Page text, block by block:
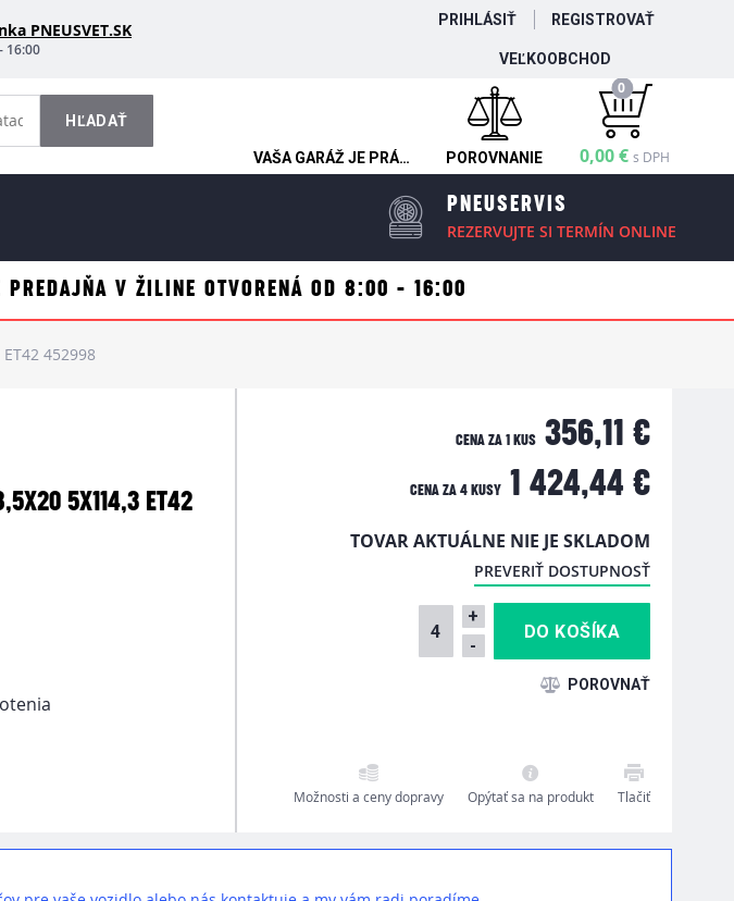
PNEUSVET.SK
16:00
PRIHLÁSIŤ REGISTROVAŤ
VEĽKOOBCHOD
VAŠA GARÁŽ JE PRÁZDNA POROVNANIE
0
0,00 € s DPH
PNEUSERVIS
REZERVUJTE SI TERMÍN ONLINE
V ŽILINE OTVORENÁ OD 8:00 - 16:00
452998
5X114,3 ET42
CENA ZA 1 KUS 356,11 €
CENA ZA 4 KUSY 1 424,44 €
TOVAR AKTUÁLNE NIE JE SKLADOM
PREVERIŤ DOSTUPNOSŤ
+
-
Možnosti a ceny dopravy Opýtať sa na produkt Tlačiť